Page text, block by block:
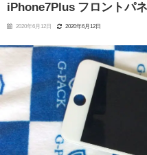
iPhone7Plus フロントパ
2020年6月12日 2020年6月12日